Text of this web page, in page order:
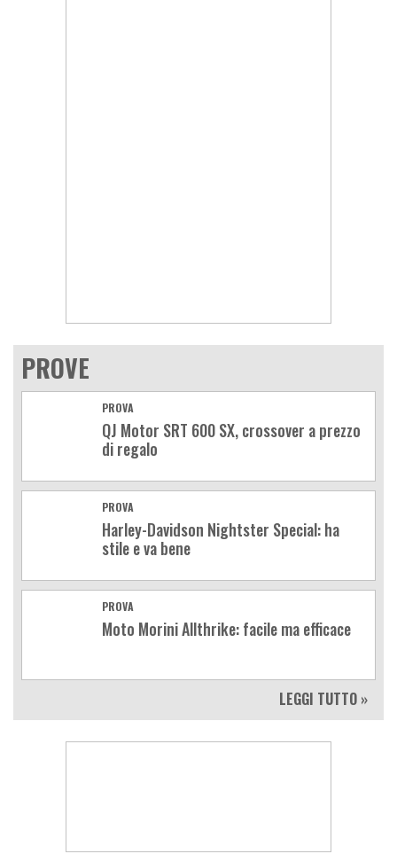
PROVE
PROVA
QJ Motor SRT 600 SX, crossover a prezzo
di regalo
PROVA
Harley-Davidson Nightster Special: ha
stile e va bene
PROVA
Moto Morini Allthrike: facile ma efficace
LEGGI TUTTO »